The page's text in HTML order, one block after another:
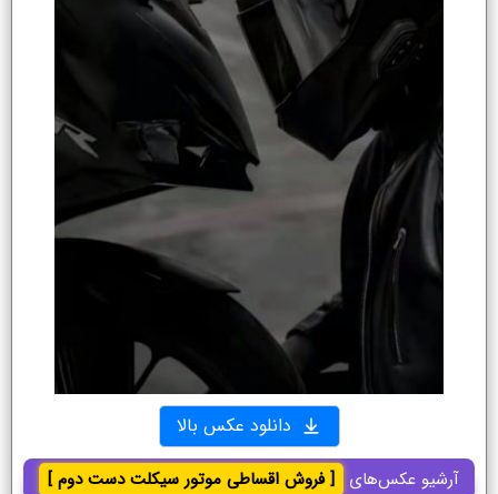
دانلود عکس بالا
آرشیو عکس‌های [ فروش اقساطی موتور سیکلت دست دوم ]